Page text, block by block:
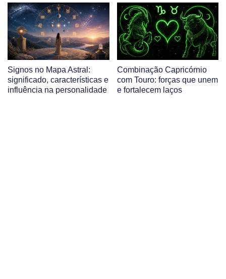
Signos no Mapa Astral:
significado, características e
influência na personalidade
Combinação Capricórnio
com Touro: forças que unem
e fortalecem laços